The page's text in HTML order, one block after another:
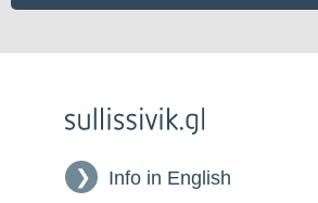
Info in English